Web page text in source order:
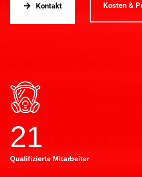
Kontakt Kosten &
22
Qualifizierte Mitarbeiter